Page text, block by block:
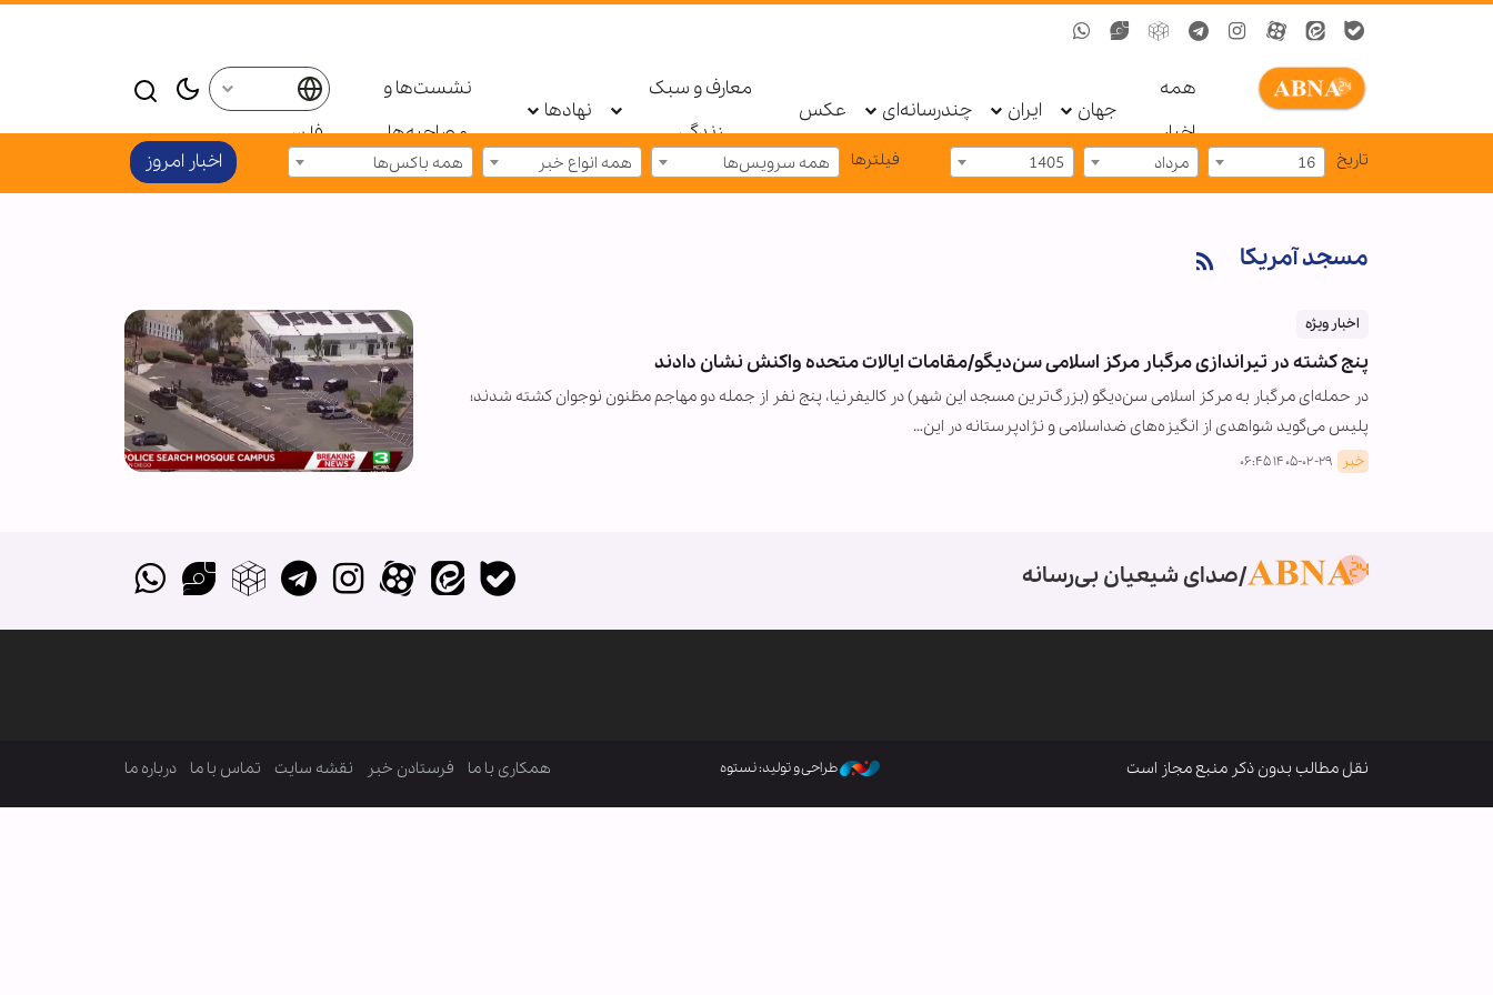
همه
اخبار
جهان ایران چندرسانه‌ای عکس
معارف و سبک
زندگی
نهادها
نشست‌ها و
مصاحبه‌ها
فارسی
تاریخ 16 مرداد 1405 فیلترها همه سرویس‌ها همه انواع خبر همه باکس‌ها اخبار امروز
مسجد آمریکا
اخبار ویژه
پنج کشته در تیراندازی مرگبار مرکز اسلامی سن‌دیگو/مقامات ایالات متحده واکنش نشان دادند
در حمله‌ای مرگبار به مرکز اسلامی سن‌دیگو (بزرگ‌ترین مسجد این شهر) در کالیفرنیا، پنج نفر از جمله دو مهاجم مظنون نوجوان کشته شدند؛
پلیس می‌گوید شواهدی از انگیزه‌های ضداسلامی و نژادپرستانه در این…
خبر ۱۴۰۵-۰۲-۲۹ ۰۶:۴۵
صدای شیعیان بی‌رسانه
نقل مطالب بدون ذکر منبع مجاز است طراحی و تولید: نستوه همکاری با ما فرستادن خبر نقشه سایت تماس با ما درباره ما